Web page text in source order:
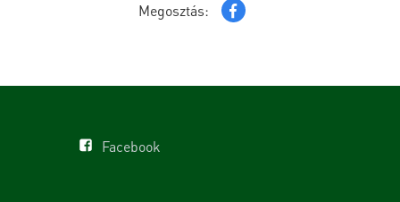
Megosztás:
Facebook